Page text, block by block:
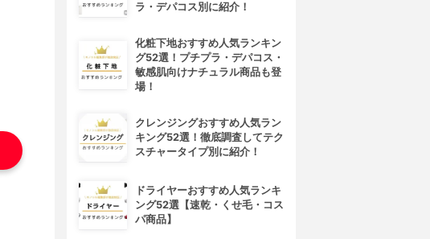
ラ・デパコス別に紹介！
化粧下地おすすめ人気ランキン
グ52選！プチプラ・デパコス・
敏感肌向けナチュラル商品も登
場！
クレンジングおすすめ人気ラン
キング52選！徹底調査してテク
スチャータイプ別に紹介！
ドライヤーおすすめ人気ランキ
ング52選【速乾・くせ毛・コス
パ商品】